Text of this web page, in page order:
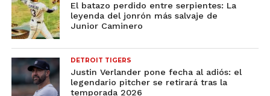
El batazo perdido entre serpientes: La
leyenda del jonrón más salvaje de
Junior Caminero
DETROIT TIGERS
Justin Verlander pone fecha al adiós: el
legendario pitcher se retirará tras la
temporada 2026